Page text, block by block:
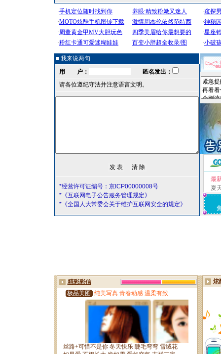
■ 我来说两句
用 户：
匿名发出：
请各位遵纪守法并注意语言文明。
*经营许可证编号：京ICP00000008号
*《互联网电子公告服务管理规定》
*《全国人大常委会关于维护互联网安全的规定》
最
夏